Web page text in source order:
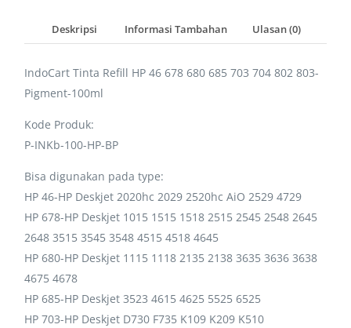
Deskripsi Informasi Tambahan Ulasan (0)
IndoCart Tinta Refill HP 46 678 680 685 703 704 802 803-
Pigment-100ml
Kode Produk:
P-INKb-100-HP-BP
Bisa digunakan pada type:
HP 46-HP Deskjet 2020hc 2029 2520hc AiO 2529 4729
HP 678-HP Deskjet 1015 1515 1518 2515 2545 2548 2645
2648 3515 3545 3548 4515 4518 4645
HP 680-HP Deskjet 1115 1118 2135 2138 3635 3636 3638
4675 4678
HP 685-HP Deskjet 3523 4615 4625 5525 6525
HP 703-HP Deskjet D730 F735 K109 K209 K510